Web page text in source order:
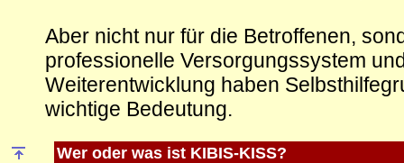
Aber nicht nur für die Betroffenen,
professionelle Versorgungssystem
Weiterentwicklung haben
wichtige Bedeutung.
Wer oder was ist KIBIS-KISS?